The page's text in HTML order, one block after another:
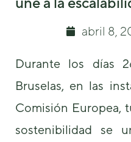
abril 8,
Durante los días
Bruselas, en las
Comisión Europea,
sostenibilidad se